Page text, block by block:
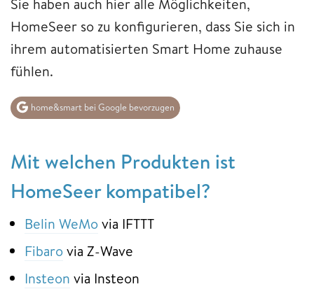
HomeSeer so zu konfigurieren, dass Sie sich in
ihrem automatisierten Smart Home zuhause
fühlen.
home&smart bei Google bevorzugen
Mit welchen Produkten ist
HomeSeer kompatibel?
Belin WeMovia IFTTT
Fibarovia Z-Wave
Insteon via Insteon